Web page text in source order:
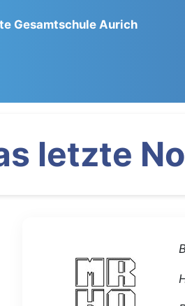
Gesamtschule Aurich
letzte